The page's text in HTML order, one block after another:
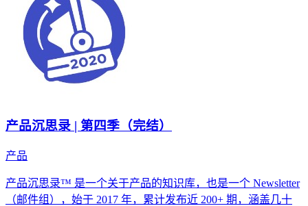
产品沉思录 | 第四季（完结）
产品
产品沉思录™ 是一个关于产品的知识库，也是一个 Newsletter
（邮件组），始于 2017 年，累计发布近 200+ 期，涵盖几十